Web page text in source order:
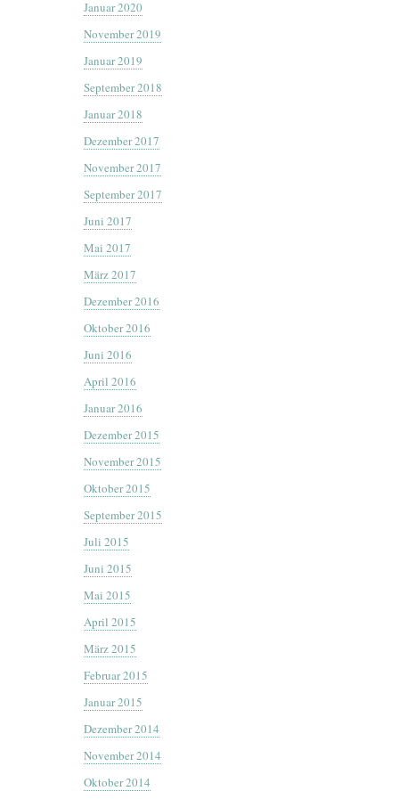
Januar 2020
November 2019
Januar 2019
September 2018
Januar 2018
Dezember 2017
November 2017
September 2017
Juni 2017
Mai 2017
März 2017
Dezember 2016
Oktober 2016
Juni 2016
April 2016
Januar 2016
Dezember 2015
November 2015
Oktober 2015
September 2015
Juli 2015
Juni 2015
Mai 2015
April 2015
März 2015
Februar 2015
Januar 2015
Dezember 2014
November 2014
Oktober 2014